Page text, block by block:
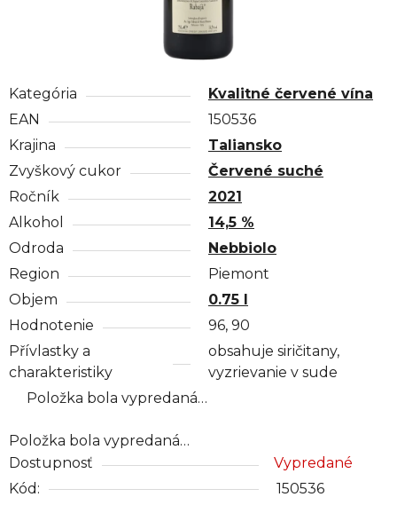
Kategória
Kvalitné červené vína
EAN
150536
Krajina
Taliansko
Zvyškový cukor
Červené suché
Ročník
2021
Alkohol
14,5 %
Odroda
Nebbiolo
Region
Piemont
Objem
0.75 l
Hodnotenie
96, 90
Přívlastky a
charakteristiky
obsahuje siričitany,
vyzrievanie v sude
Položka bola vypredaná…
Položka bola vypredaná…
Dostupnosť
Vypredané
Kód:
150536